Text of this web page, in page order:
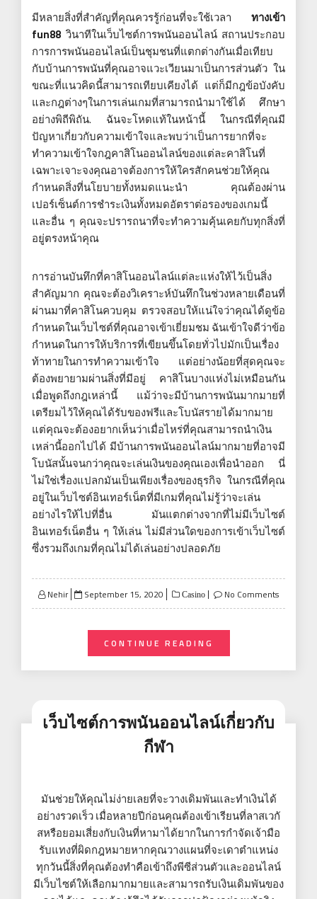
มีหลายสิ่งที่สำคัญที่คุณควรรู้ก่อนที่จะใช้เวลา ทางเข้า
fun88 วินาทีในเว็บไซต์การพนันออนไลน์ สถานประกอบ
การการพนันออนไลน์เป็นชุมชนที่แตกต่างกันเมื่อเทียบ
กับบ้านการพนันที่คุณอาจแวะเวียนมาเป็นการส่วนตัว ใน
ขณะที่แนวคิดนี้สามารถเทียบเคียงได้ แต่ก็มีกฎข้อบังคับ
และกฎต่างๆในการเล่นเกมที่สามารถนำมาใช้ได้ ศึกษา
อย่างพิถีพิถัน. ฉันจะโหดแท้ในหน้านี้ ในกรณีที่คุณมี
ปัญหาเกี่ยวกับความเข้าใจและพบว่าเป็นการยากที่จะ
ทำความเข้าใจกฎคาสิโนออนไลน์ของแต่ละคาสิโนที่
เฉพาะเจาะจงคุณอาจต้องการให้ใครสักคนช่วยให้คุณ
กำหนดสิ่งที่นโยบายทั้งหมดแนะนำ คุณต้องผ่าน
เปอร์เซ็นต์การชำระเงินทั้งหมดอัตราต่อรองของเกมนี้
และอื่น ๆ คุณจะปรารถนาที่จะทำความคุ้นเคยกับทุกสิ่งที่
อยู่ตรงหน้าคุณ
การอ่านบันทึกที่คาสิโนออนไลน์แต่ละแห่งให้ไว้เป็นสิ่ง
สำคัญมาก คุณจะต้องวิเคราะห์บันทึกในช่วงหลายเดือนที่
ผ่านมาที่คาสิโนควบคุม ตรวจสอบให้แน่ใจว่าคุณได้ดูข้อ
กำหนดในเว็บไซต์ที่คุณอาจเข้าเยี่ยมชม ฉันเข้าใจดีว่าข้อ
กำหนดในการให้บริการที่เขียนขึ้นโดยทั่วไปมักเป็นเรื่อง
ท้าทายในการทำความเข้าใจ แต่อย่างน้อยที่สุดคุณจะ
ต้องพยายามผ่านสิ่งที่มีอยู่ คาสิโนบางแห่งไม่เหมือนกัน
เมื่อพูดถึงกฎเหล่านี้ แม้ว่าจะมีบ้านการพนันมากมายที่
เตรียมไว้ให้คุณได้รับของฟรีและโบนัสรายได้มากมาย
แต่คุณจะต้องอยากเห็นว่าเมื่อไหร่ที่คุณสามารถนำเงิน
เหล่านี้ออกไปได้ มีบ้านการพนันออนไลน์มากมายที่อาจมี
โบนัสนั้นจนกว่าคุณจะเล่นเงินของคุณเองเพื่อนำออก นี่
ไม่ใช่เรื่องแปลกมันเป็นเพียงเรื่องของธุรกิจ ในกรณีที่คุณ
อยู่ในเว็บไซต์อินเทอร์เน็ตที่มีเกมที่คุณไม่รู้ว่าจะเล่น
อย่างไรให้ไปที่อื่น มันแตกต่างจากที่ไม่มีเว็บไซต์
อินเทอร์เน็ตอื่น ๆ ให้เล่น ไม่มีส่วนใดของการเข้าเว็บไซต์
ซึ่งรวมถึงเกมที่คุณไม่ได้เล่นอย่างปลอดภัย
Nehir
Posted
on
September 15, 2020 Casino No Comments
CONTINUE READING
เว็บไซต์การพนันออนไลน์เกี่ยวกับ
กีฬา
มันช่วยให้คุณไม่ง่ายเลยที่จะวางเดิมพันและทำเงินได้
อย่างรวดเร็ว เมื่อหลายปีก่อนคุณต้องเข้าเรียนที่ลาสเวกั
สหรือยอมเสี่ยงกับเงินที่หามาได้ยากในการกำจัดเจ้ามือ
รับแทงที่ผิดกฎหมายหากคุณวางแผนที่จะเดาตำแหน่ง
ทุกวันนี้สิ่งที่คุณต้องทำคือเข้าถึงพีซีส่วนตัวและออนไลน์
มีเว็บไซต์ให้เลือกมากมายและสามารถรับเงินเดิมพันของ